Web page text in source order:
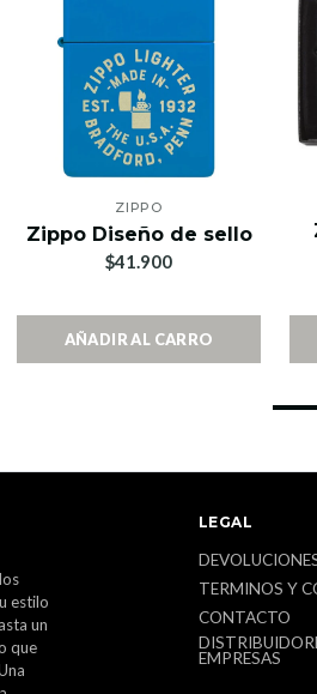
ZIPPO
Zippo Diseño de sello
$41.900
AÑADIR AL CARRO
estilo
un
que
LEGAL
TERMINOS Y
CONTACTO
EMPRESAS